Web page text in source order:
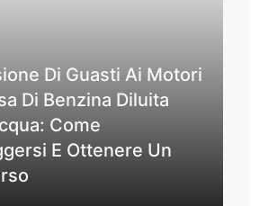
Di Guasti Ai Motori
Di Benzina Diluita
Come
E Ottenere Un